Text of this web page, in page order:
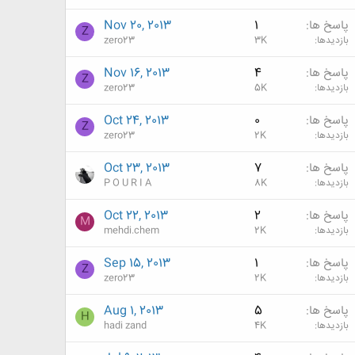
پاسخ ها 1
بازدیدها 3K
Nov 20, 2013
zero23
Z
پاسخ ها 4
بازدیدها 5K
Nov 16, 2013
zero23
Z
پاسخ ها 0
بازدیدها 2K
Oct 24, 2013
zero23
Z
پاسخ ها 7
بازدیدها 8K
Oct 23, 2013
P O U R I A
پاسخ ها 2
بازدیدها 2K
Oct 22, 2013
mehdi.chem
M
پاسخ ها 1
بازدیدها 2K
Sep 15, 2013
zero23
Z
پاسخ ها 5
بازدیدها 4K
Aug 1, 2013
hadi zand
H